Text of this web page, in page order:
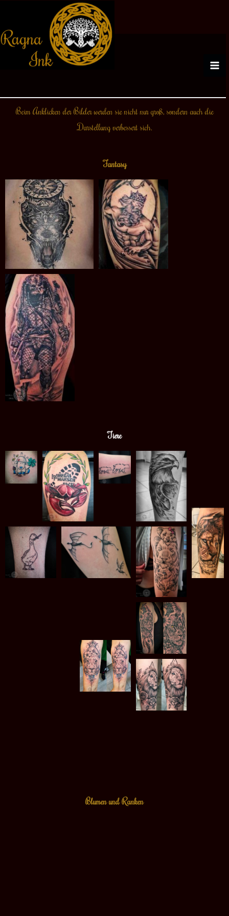
Zum
Beim Anklicken der Bilder werden sie nicht nur groß, sondern auch die
Darstellung verbessert sich.
Fantasy
Tiere
Blumen und Ranken